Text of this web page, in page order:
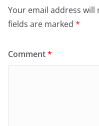
Your email address will
fields are marked *
Comment*